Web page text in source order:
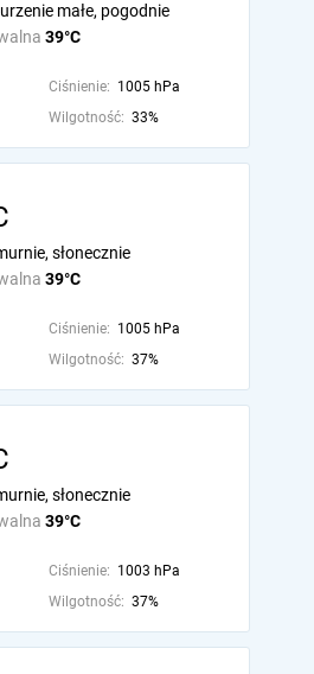
39°C
małe, pogodnie
Ciśnienie: 1005 hPa
Wilgotność: 33%
39°C
słonecznie
Ciśnienie: 1005 hPa
Wilgotność: 37%
39°C
słonecznie
Ciśnienie: 1003 hPa
Wilgotność: 37%